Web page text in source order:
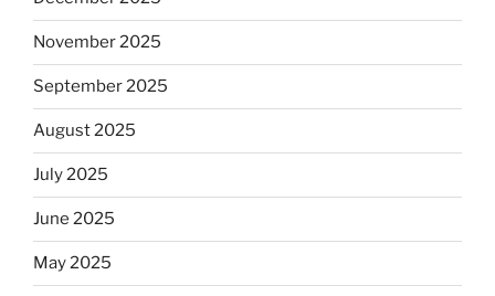
November 2025
September 2025
August 2025
July 2025
June 2025
May 2025